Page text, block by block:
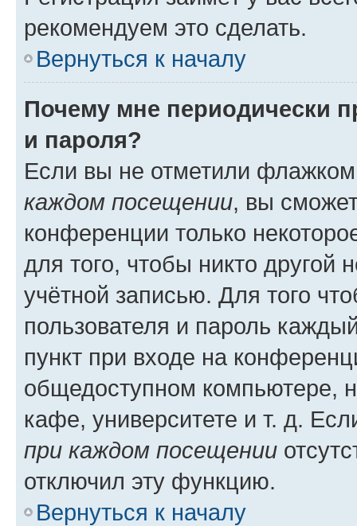
рекомендуем это сделать.
Вернуться к началу
Почему мне периодически
и пароля?
Если вы не отметили
каждом посещении, вы
конференции только
для того, чтобы никто другой
учётной записью. Для того
пользователя и пароль
пункт при входе на
общедоступном компьютере,
кафе, университете и т. д.
при каждом посещении
отключил эту функцию.
Вернуться к началу